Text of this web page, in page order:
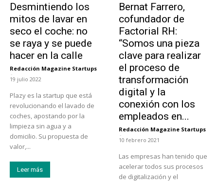
Desmintiendo los
mitos de lavar en
seco el coche: no
se raya y se puede
hacer en la calle
Redacción Magazine Startups
-
19 julio 2022
Plazy es la startup que está
revolucionando el lavado de
coches, apostando por la
limpieza sin agua y a
domicilio. Su propuesta de
valor,...
Leer más
Bernat Farrero,
cofundador de
Factorial RH:
“Somos una pieza
clave para realizar
el proceso de
transformación
digital y la
conexión con los
empleados en...
Redacción Magazine Startups
-
10 febrero 2021
Las empresas han tenido que
acelerar todos sus procesos
de digitalización y el